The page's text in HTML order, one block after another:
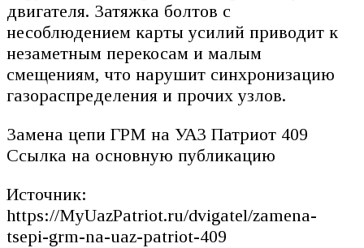
двигателя. Затяжка болтов с
несоблюдением карты усилий приводит к
незаметным перекосам и малым
смещениям, что нарушит синхронизацию
газораспределения и прочих узлов.
Замена цепи ГРМ на УАЗ Патриот 409
Ссылка на основную публикацию
Источник:
https://MyUazPatriot.ru/dvigatel/zamena-
tsepi-grm-na-uaz-patriot-409